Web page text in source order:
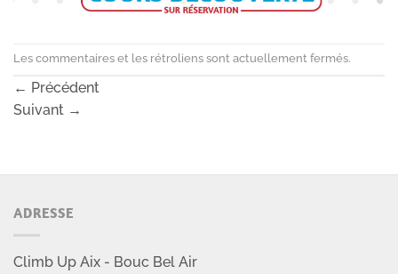
Les commentaires et les rétroliens sont actuellement fermés.
← Précédent
Suivant →
ADRESSE
Climb Up Aix - Bouc Bel Air